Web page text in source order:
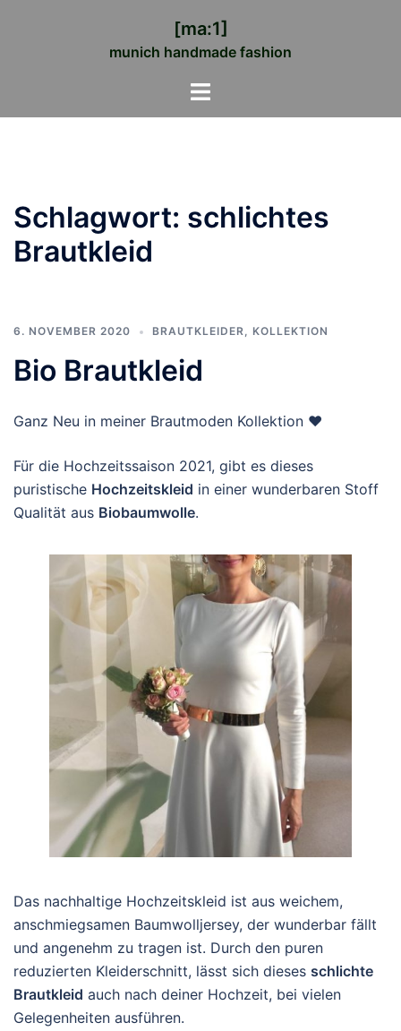
[ma:1]
munich handmade fashion
Menü
Schlagwort: schlichtes
Brautkleid
6. NOVEMBER 2020 BRAUTKLEIDER, KOLLEKTION
Bio Brautkleid
Ganz Neu in meiner Brautmoden Kollektion ♥
Für die Hochzeitssaison 2021, gibt es dieses
puristische Hochzeitskleid in einer wunderbaren Stoff
Qualität aus Biobaumwolle.
Das nachhaltige Hochzeitskleid ist aus weichem,
anschmiegsamen Baumwolljersey, der wunderbar fällt
und angenehm zu tragen ist. Durch den puren
reduzierten Kleiderschnitt, lässt sich dieses schlichte
Brautkleid auch nach deiner Hochzeit, bei vielen
Gelegenheiten ausführen.